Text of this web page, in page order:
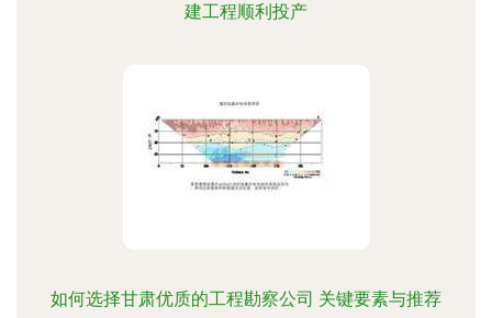
建工程顺利投产
如何选择甘肃优质的工程勘察公司 关键要素与推荐